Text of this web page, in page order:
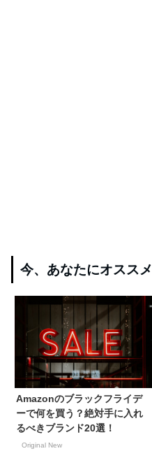
今、あなたにオススメ
Amazonのブラックフライデ
ーで何を買う？絶対手に入れ
るべきブランド20選！
Original New